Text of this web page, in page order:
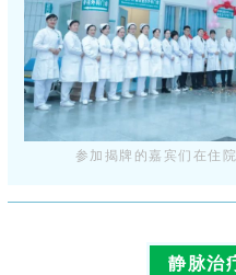
参加揭牌的嘉宾们在住
静脉治